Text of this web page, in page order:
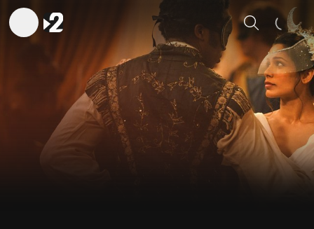
Sök